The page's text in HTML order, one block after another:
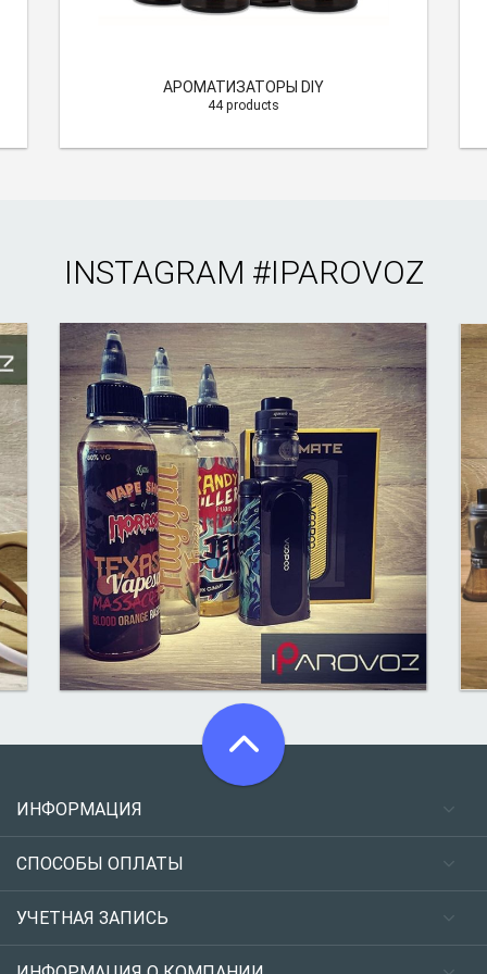
АРОМАТИЗАТОРЫ DIY
44 products
INSTAGRAM #IPAROVOZ
ИНФОРМАЦИЯ
СПОСОБЫ ОПЛАТЫ
УЧЕТНАЯ ЗАПИСЬ